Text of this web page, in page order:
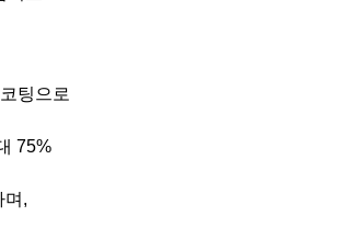
팅으로
75%
며,